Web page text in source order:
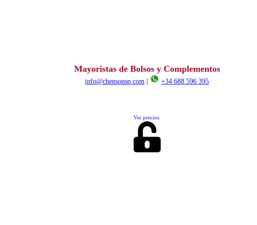
Mayoristas de Bolsos y Complementos
info@chensonsp.com
+34 688 596 395
Ver precios